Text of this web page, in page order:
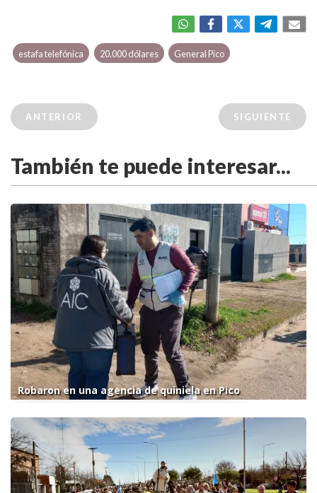
estafa telefónica 20.000 dólares General Pico
ANTERIOR SIGUIENTE
También te puede interesar...
Robaron en una agencia de quiniela en Pico